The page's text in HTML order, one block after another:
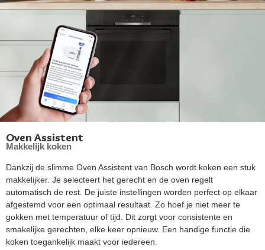
Oven Assistent
Makkelijk koken
Dankzij de slimme Oven Assistent van Bosch wordt koken een stuk
makkelijker. Je selecteert het gerecht en de oven regelt
automatisch de rest. De juiste instellingen worden perfect op elkaar
afgestemd voor een optimaal resultaat. Zo hoef je niet meer te
gokken met temperatuur of tijd. Dit zorgt voor consistente en
smakelijke gerechten, elke keer opnieuw. Een handige functie die
koken toegankelijk maakt voor iedereen.